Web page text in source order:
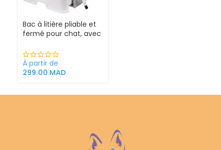
Bac à litière pliable et
fermé pour chat, avec
À partir de
299.00 MAD